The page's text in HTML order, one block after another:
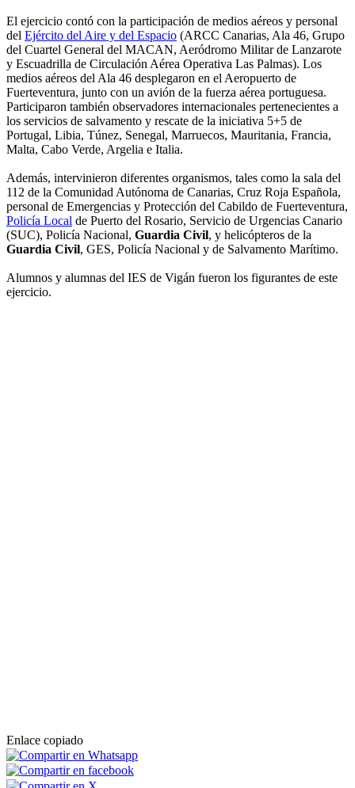
El ejercicio contó con la participación de medios aéreos y personal
del Ejército del Aire y del Espacio (ARCC Canarias, Ala 46, Grupo
del Cuartel General del MACAN, Aeródromo Militar de Lanzarote
y Escuadrilla de Circulación Aérea Operativa Las Palmas). Los
medios aéreos del Ala 46 desplegaron en el Aeropuerto de
Fuerteventura, junto con un avión de la fuerza aérea portuguesa.
Participaron también observadores internacionales pertenecientes a
los servicios de salvamento y rescate de la iniciativa 5+5 de
Portugal, Libia, Túnez, Senegal, Marruecos, Mauritania, Francia,
Malta, Cabo Verde, Argelia e Italia.
Además, intervinieron diferentes organismos, tales como la sala del
112 de la Comunidad Autónoma de Canarias, Cruz Roja Española,
personal de Emergencias y Protección del Cabildo de Fuerteventura,
Policía Local de Puerto del Rosario, Servicio de Urgencias Canario
(SUC), Policía Nacional, Guardia Civil, y helicópteros de la
Guardia Civil, GES, Policía Nacional y de Salvamento Marítimo.
Alumnos y alumnas del IES de Vigán fueron los figurantes de este
ejercicio.
Enlace copiado